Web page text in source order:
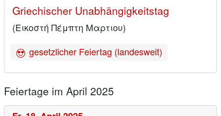
Griechischer Unabhängigkeitstag
(Εικοστή Πέμπτη Μαρτιου)
gesetzlicher Feiertag (landesweit)
Feiertage im April 2025